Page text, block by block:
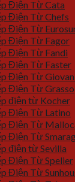
Điện Từ Cata
Điện Từ Chefs
Điện Từ
Điện Từ Fagor
Điện Từ Fandi
Điện Từ Faster
Điện Từ
Điện Từ Grasso
điện từ Kocher
Điện Từ Latino
Điện Từ
Điện Từ
điện từ Sevilla
Điện Từ Spelier
Điện Từ